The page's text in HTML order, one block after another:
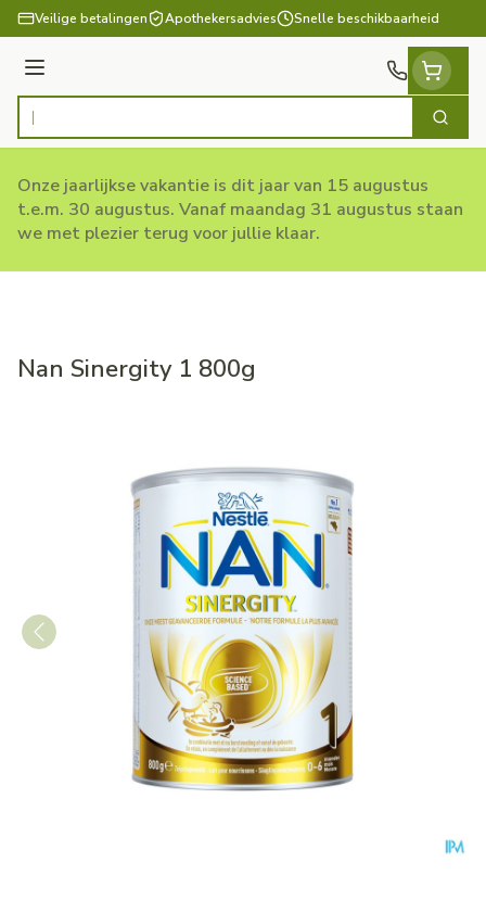
Ga naar de inhoud
Veilige betalingen Apothekersadvies Snelle beschikbaarheid
Menu
Product, merk, categorie... Zoek
Onze jaarlijkse vakantie is dit jaar van 15 augustus
t.e.m. 30 augustus. Vanaf maandag 31 augustus staan
we met plezier terug voor jullie klaar.
Nan Sinergity 1 800g